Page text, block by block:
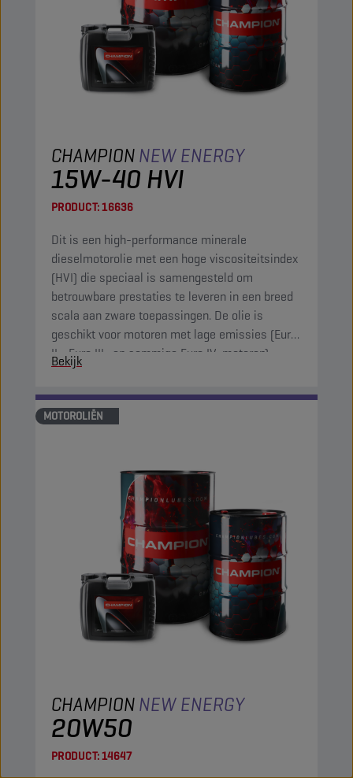
CHAMPIONNEW ENERGY
15W-40 HVI
PRODUCT:16636
Dit is een high-performance minerale
dieselmotorolie met een hoge viscositeitsindex
(HVI) die speciaal is samengesteld om
betrouwbare prestaties te leveren in een breed
scala aan zware toepassingen. De olie is
geschikt voor motoren met lage emissies (Euro
II-, Euro III- en sommige Euro IV-motoren).
Bekijk
MOTOROLIËN
CHAMPIONNEW ENERGY
20W50
PRODUCT:14647